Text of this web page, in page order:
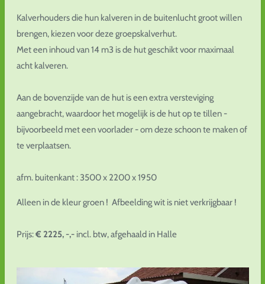
Kalverhouders die hun kalveren in de buitenlucht groot willen
brengen, kiezen voor deze groepskalverhut.
Met een inhoud van 14 m3 is de hut geschikt voor maximaal
acht kalveren.
Aan de bovenzijde van de hut is een extra versteviging
aangebracht, waardoor het mogelijk is de hut op te tillen -
bijvoorbeeld met een voorlader - om deze schoon te maken of
te verplaatsen.
afm. buitenkant : 3500 x 2200 x 1950
Alleen in de kleur groen ! Afbeelding wit is niet verkrijgbaar !
Prijs:€ 2225, -,-incl. btw, afgehaald in Halle